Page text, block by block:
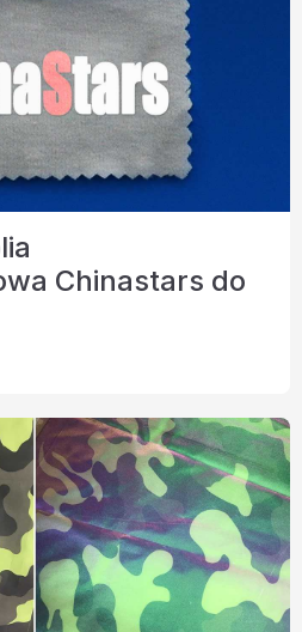
Chinastars do